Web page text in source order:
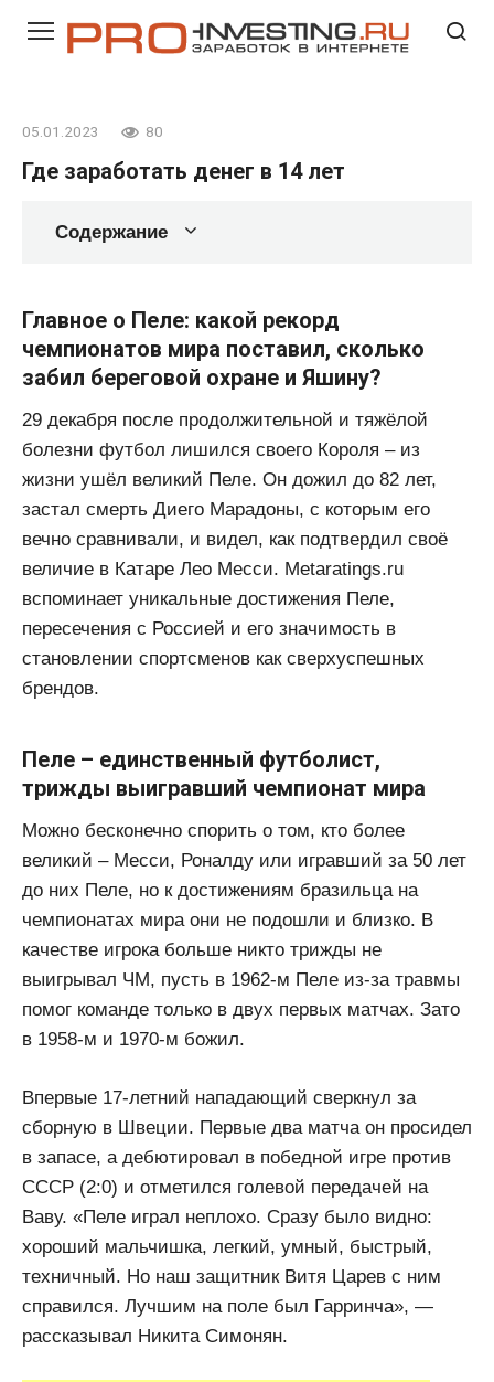
05.01.2023 80
Где заработать денег в 14 лет
Содержание
Главное о Пеле: какой рекорд
чемпионатов мира поставил, сколько
забил береговой охране и Яшину?
29 декабря после продолжительной и тяжёлой
болезни футбол лишился своего Короля – из
жизни ушёл великий Пеле. Он дожил до 82 лет,
застал смерть Диего Марадоны, с которым его
вечно сравнивали, и видел, как подтвердил своё
величие в Катаре Лео Месси. Metaratings.ru
вспоминает уникальные достижения Пеле,
пересечения с Россией и его значимость в
становлении спортсменов как сверхуспешных
брендов.
Пеле – единственный футболист,
трижды выигравший чемпионат мира
Можно бесконечно спорить о том, кто более
великий – Месси, Роналду или игравший за 50 лет
до них Пеле, но к достижениям бразильца на
чемпионатах мира они не подошли и близко. В
качестве игрока больше никто трижды не
выигрывал ЧМ, пусть в 1962-м Пеле из-за травмы
помог команде только в двух первых матчах. Зато
в 1958-м и 1970-м божил.
Впервые 17-летний нападающий сверкнул за
сборную в Швеции. Первые два матча он просидел
в запасе, а дебютировал в победной игре против
СССР (2:0) и отметился голевой передачей на
Ваву. «Пеле играл неплохо. Сразу было видно:
хороший мальчишка, легкий, умный, быстрый,
техничный. Но наш защитник Витя Царев с ним
справился. Лучшим на поле был Гарринча», —
рассказывал Никита Симонян.